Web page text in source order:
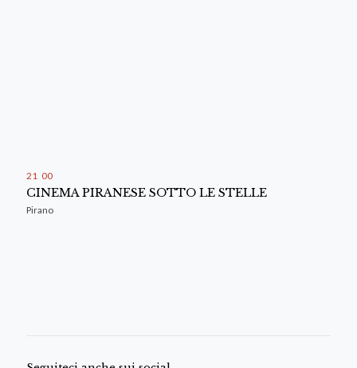
21 00
CINEMA PIRANESE SOTTO LE STELLE
Pirano